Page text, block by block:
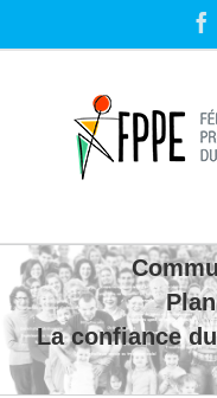
content
La confiance